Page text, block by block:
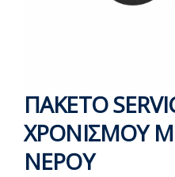
ΠΑΚΕΤΟ
ΧΡΟΝΙΣΜΟΥ
ΝΕΡΟΥ